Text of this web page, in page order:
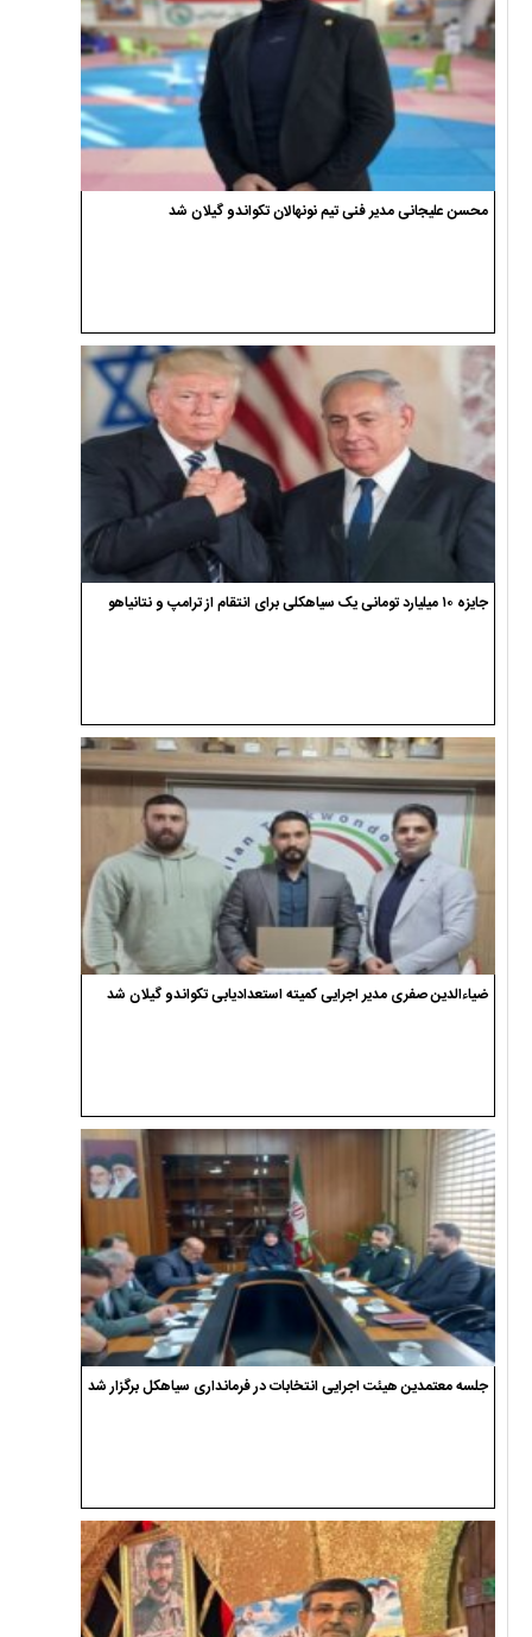
محسن علیجانی مدیر فنی تیم نونهالان تکواندو گیلان شد
جایزه ۱۰ میلیارد تومانی یک سیاهکلی برای انتقام از ترامپ و نتانیاهو
ضیاءالدین صفری مدیر اجرایی کمیته استعدادیابی تکواندو گیلان شد
جلسه معتمدین هیئت اجرایی انتخابات در فرمانداری سیاهکل برگزار شد